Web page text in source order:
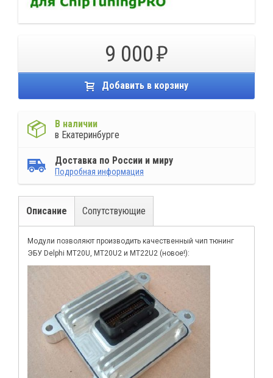
9 000
Добавить в корзину
В наличии
в Екатеринбурге
Доставка по России и миру
Подробная информация
Описание Сопутствующие
Модули позволяют производить качественный чип тюнинг
ЭБУ Delphi MT20U, MT20U2 и MT22U2 (новое!):